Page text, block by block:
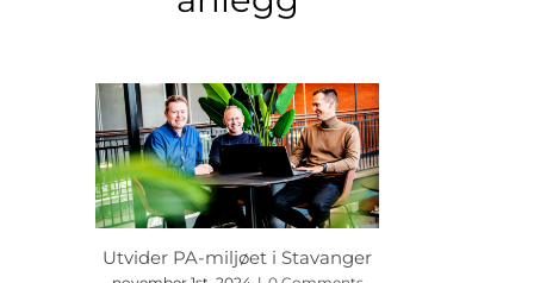
Utvider PA-miljøet i Stavanger